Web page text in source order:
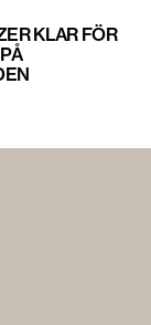
KLAR FÖR